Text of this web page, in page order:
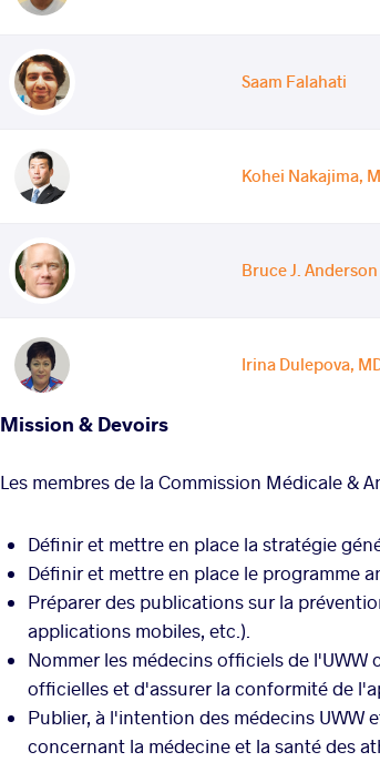
Saam Falahati
Kohei Nakajima,
Bruce J. Anderson
Irina Dulepova,
Mission & Devoirs
Les membres de la Commission Médicale &
Définir et mettre en place la stratégie
Définir et mettre en place le programme
Préparer des publications sur la
applications mobiles, etc.).
Nommer les médecins officiels de
officielles et d'assurer la conformité de
Publier, à l'intention des médecins UWW
concernant la médecine et la santé des